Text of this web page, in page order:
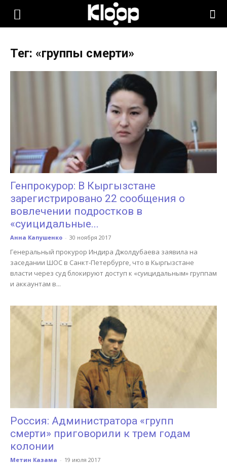
KLOOP.KG
Тег: «группы смерти»
Генпрокурор: В Кыргызстане
зарегистрировано 22 сообщения о
вовлечении подростков в
«суицидальные...
Анна Капушенко - 30 ноября 2017
Генеральный прокурор Индира Джолдубаева заявила на
заседании ШОС в Санкт-Петербурге, что в Кыргызстане
власти через суд блокируют доступ к «суицидальным» группам
и аккаунтам в...
Россия: Администратора «групп
смерти» приговорили к трем годам
колонии
Метин Казама - 19 июля 2017